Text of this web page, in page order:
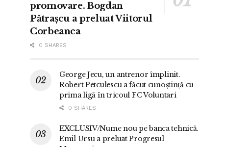
promovare. Bogdan
Pătrașcu a preluat Viitorul
Corbeanca
0 SHARES
George Jecu, un antrenor împlinit.
Robert Petculescu a făcut cunoștință cu
prima ligă în tricoul FC Voluntari
0 SHARES
EXCLUSIV/Nume nou pe banca tehnică.
Emil Ursu a preluat Progresul